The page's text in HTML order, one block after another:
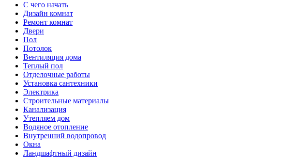
С чего начать
Дизайн комнат
Ремонт комнат
Двери
Пол
Потолок
Вентиляция дома
Теплый пол
Отделочные работы
Установка сантехники
Электрика
Строительные материалы
Канализация
Утепляем дом
Водяное отопление
Внутренний водопровод
Окна
Ландшафтный дизайн